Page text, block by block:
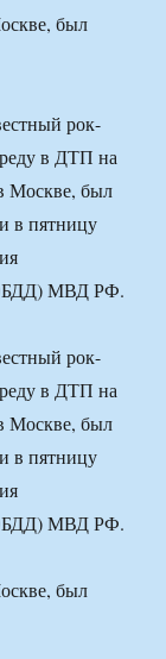
рок-
в ДТП на
Москве, был
в пятницу
МВД РФ.
рок-
в ДТП на
Москве, был
в пятницу
МВД РФ.